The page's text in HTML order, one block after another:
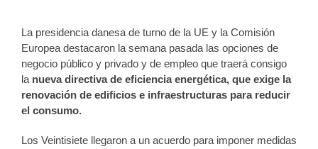
La presidencia danesa de turno de la UE y la Comisión
Europea destacaron la semana pasada las opciones de
negocio público y privado y de empleo que traerá consigo
la nueva directiva de eficiencia energética, que exige la
renovación de edificios e infraestructuras para reducir
el consumo.
Los Veintisiete llegaron a un acuerdo para imponer medidas